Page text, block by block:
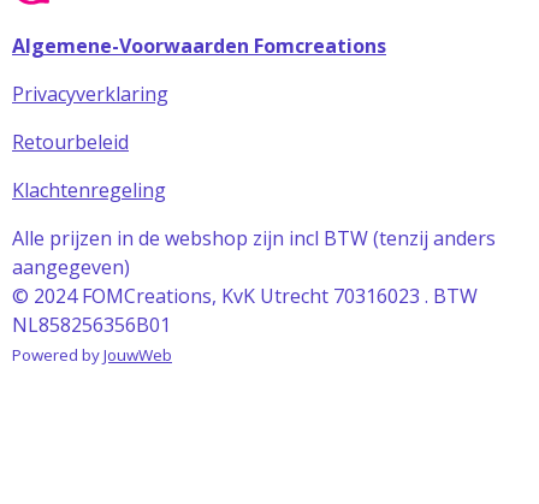
Algemene-Voorwaarden Fomcreations
Privacyverklaring
Retourbeleid
Klachtenregeling
Alle prijzen in de webshop zijn incl BTW (tenzij anders
aangegeven)
© 2024 FOMCreations, KvK Utrecht 70316023 . BTW
NL858256356B01
Powered byJouwWeb